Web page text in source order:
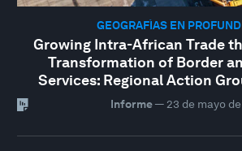
GEOGRAFÍAS EN
Growing Intra-African Trade
Transformation of Border
Services: Regional Action
Informe— 23 de mayo